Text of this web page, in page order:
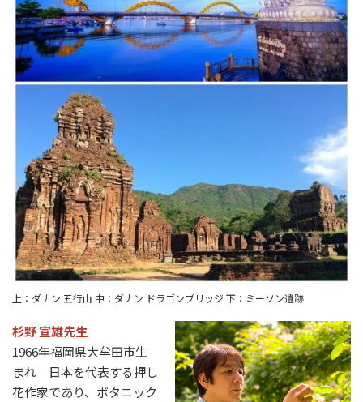
上：ダナン 五行山 中：ダナン ドラゴンブリッジ 下：ミーソン遺跡
杉野 宣雄先生
1966年福岡県大牟田市生
まれ 日本を代表する押し
花作家であり、ボタニック